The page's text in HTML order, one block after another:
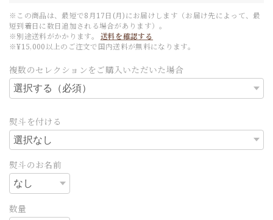
※この商品は、最短で8月17日(月)にお届けします（お届け先によって、最
短到着日に数日追加される場合があります）。
※別途送料がかかります。
送料を確認する
※¥15,000以上のご注文で国内送料が無料になります。
複数のセレクションをご購入いただいた場合
熨斗を付ける
熨斗のお名前
数量